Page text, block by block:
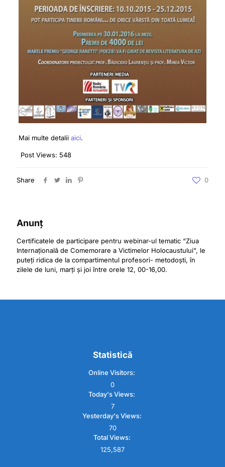
Mai multe detalii aici.
Post Views: 548
Share 0
Anunț
Certificatele de participare pentru webinar-ul tematic “Ziua
Internațională de Comemorare a Victimelor Holocaustului”, le
puteți ridica de la compartimentul profesori- metodoști, în
zilele de luni, marți și joi între orele 12, 00-16,00.
Statistică
Online Visitors:
0
Today's Views:
7
Yesterday's Views:
70
Total Views:
125,587